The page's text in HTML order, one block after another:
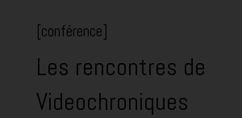
[conférence]
Les rencontres de
Videochroniques